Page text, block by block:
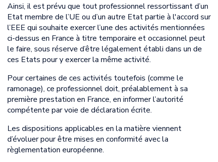
Ainsi, il est prévu que tout professionnel ressortissant d’un
Etat membre de l’UE ou d’un autre Etat partie à l'accord sur
l’EEE qui souhaite exercer l’une des activités mentionnées
ci-dessus en France à titre temporaire et occasionnel peut
le faire, sous réserve d’être légalement établi dans un de
ces Etats pour y exercer la même activité.
Pour certaines de ces activités toutefois (comme le
ramonage), ce professionnel doit, préalablement à sa
première prestation en France, en informer l’autorité
compétente par voie de déclaration écrite.
Les dispositions applicables en la matière viennent
d’évoluer pour être mises en conformité avec la
règlementation européenne.